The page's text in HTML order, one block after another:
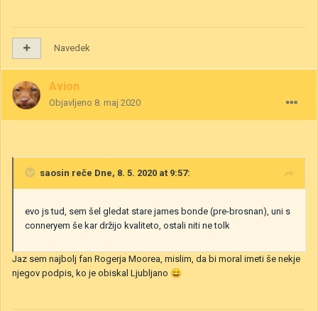
Navedek
Avion
Objavljeno 8. maj 2020
saosin reče Dne, 8. 5. 2020 at 9:57:
evo js tud, sem šel gledat stare james bonde (pre-brosnan), uni s
conneryem še kar držijo kvaliteto, ostali niti ne tolk
Jaz sem najbolj fan Rogerja Moorea, mislim, da bi moral imeti še nekje
njegov podpis, ko je obiskal Ljubljano 😄